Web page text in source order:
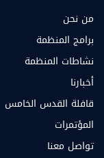
من نحن
برامج المنظمة
نشاطات المنظمة
أخبارنا
قافلة القدس الخامس
المؤتمرات
تواصل معنا